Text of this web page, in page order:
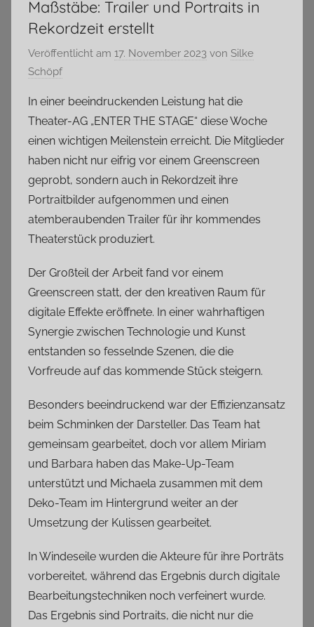
Maßstäbe: Trailer und Portraits in
Rekordzeit erstellt
Veröffentlicht am 17. November 2023 von Silke
Schöpf
In einer beeindruckenden Leistung hat die
Theater-AG „ENTER THE STAGE“ diese Woche
einen wichtigen Meilenstein erreicht. Die Mitglieder
haben nicht nur eifrig vor einem Greenscreen
geprobt, sondern auch in Rekordzeit ihre
Portraitbilder aufgenommen und einen
atemberaubenden Trailer für ihr kommendes
Theaterstück produziert.
Der Großteil der Arbeit fand vor einem
Greenscreen statt, der den kreativen Raum für
digitale Effekte eröffnete. In einer wahrhaftigen
Synergie zwischen Technologie und Kunst
entstanden so fesselnde Szenen, die die
Vorfreude auf das kommende Stück steigern.
Besonders beeindruckend war der Effizienzansatz
beim Schminken der Darsteller. Das Team hat
gemeinsam gearbeitet, doch vor allem Miriam
und Barbara haben das Make-Up-Team
unterstützt und Michaela zusammen mit dem
Deko-Team im Hintergrund weiter an der
Umsetzung der Kulissen gearbeitet.
In Windeseile wurden die Akteure für ihre Porträts
vorbereitet, während das Ergebnis durch digitale
Bearbeitungstechniken noch verfeinert wurde.
Das Ergebnis sind Portraits, die nicht nur die